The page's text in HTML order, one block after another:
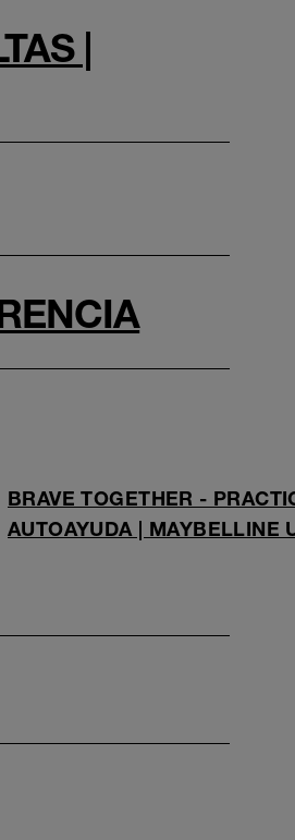
|
BRAVE TOGETHER -
AUTOAYUDA | MAYBELLINE